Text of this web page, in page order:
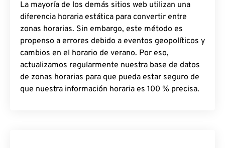
La mayoría de los demás sitios web utilizan una
diferencia horaria estática para convertir entre
zonas horarias. Sin embargo, este método es
propenso a errores debido a eventos geopolíticos y
cambios en el horario de verano. Por eso,
actualizamos regularmente nuestra base de datos
de zonas horarias para que pueda estar seguro de
que nuestra información horaria es 100 % precisa.